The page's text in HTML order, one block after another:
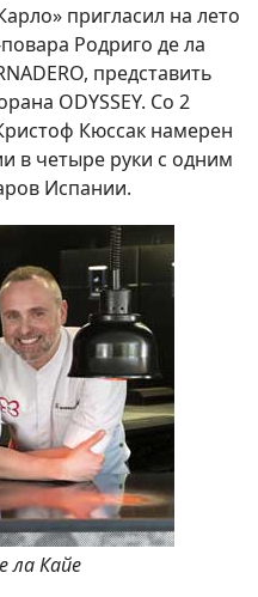
пригласил на лето
Родриго де ла
представить
ODYSSEY. Со 2
Кюссак намерен
в четыре руки с одним
Испании.
ла Кайе